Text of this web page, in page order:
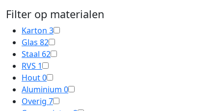
Filter op materialen
Karton 3
Glas 82
Staal 62
RVS 1
Hout0
Aluminium 0
Overig 7